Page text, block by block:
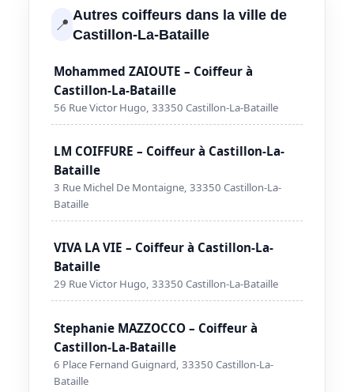
📍 Autres coiffeurs dans la ville de
Castillon-La-Bataille
Mohammed ZAIOUTE – Coiffeur à
Castillon-La-Bataille
56 Rue Victor Hugo, 33350 Castillon-La-Bataille
LM COIFFURE – Coiffeur à Castillon-La-
Bataille
3 Rue Michel De Montaigne, 33350 Castillon-La-
Bataille
VIVA LA VIE – Coiffeur à Castillon-La-
Bataille
29 Rue Victor Hugo, 33350 Castillon-La-Bataille
Stephanie MAZZOCCO – Coiffeur à
Castillon-La-Bataille
6 Place Fernand Guignard, 33350 Castillon-La-
Bataille